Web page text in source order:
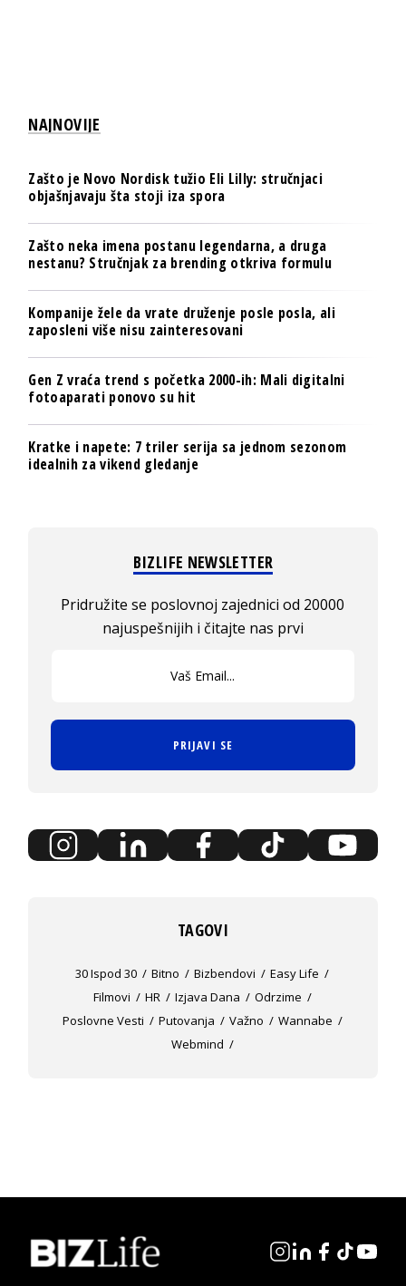
NAJNOVIJE
Zašto je Novo Nordisk tužio Eli Lilly: stručnjaci
objašnjavaju šta stoji iza spora
Zašto neka imena postanu legendarna, a druga
nestanu? Stručnjak za brending otkriva formulu
Kompanije žele da vrate druženje posle posla, ali
zaposleni više nisu zainteresovani
Gen Z vraća trend s početka 2000-ih: Mali digitalni
fotoaparati ponovo su hit
Kratke i napete: 7 triler serija sa jednom sezonom
idealnih za vikend gledanje
BIZLIFE NEWSLETTER
Pridružite se poslovnoj zajednici od 20000
najuspešnijih i čitajte nas prvi
PRIJAVI SE
TAGOVI
30 Ispod 30 Bitno Bizbendovi
Easy Life
Filmovi
HR Izjava Dana
Odrzime
Poslovne Vesti
Putovanja Važno
Wannabe
Webmind